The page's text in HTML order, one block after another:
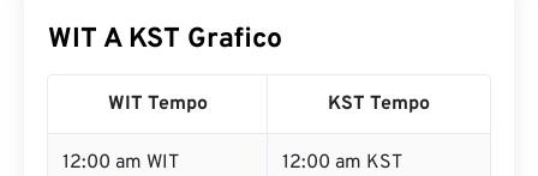
WIT A KST Grafico
WIT Tempo KST Tempo
12:00 am WIT
12:00 am KST